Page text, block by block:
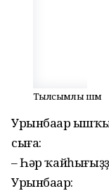
Тылсымлы шәм
Урынбаҫар
сыға:
– Һәр
Урынбаҫар: